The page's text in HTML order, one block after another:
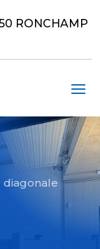
RONCHAMP
diagonale